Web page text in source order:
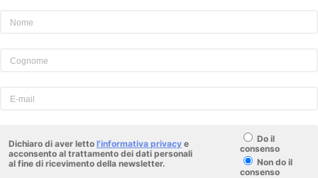
Dichiaro di aver letto l'informativa privacy e
acconsento al trattamento dei dati personali
al fine di ricevimento della newsletter.
Do il
consenso
Non do il
consenso